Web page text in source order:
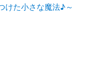
けた小さな魔法♪～